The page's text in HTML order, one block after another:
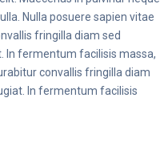
Nulla posuere sapien vitae
fringilla diam sed
In fermentum facilisis massa,
convallis fringilla diam
In fermentum facilisis